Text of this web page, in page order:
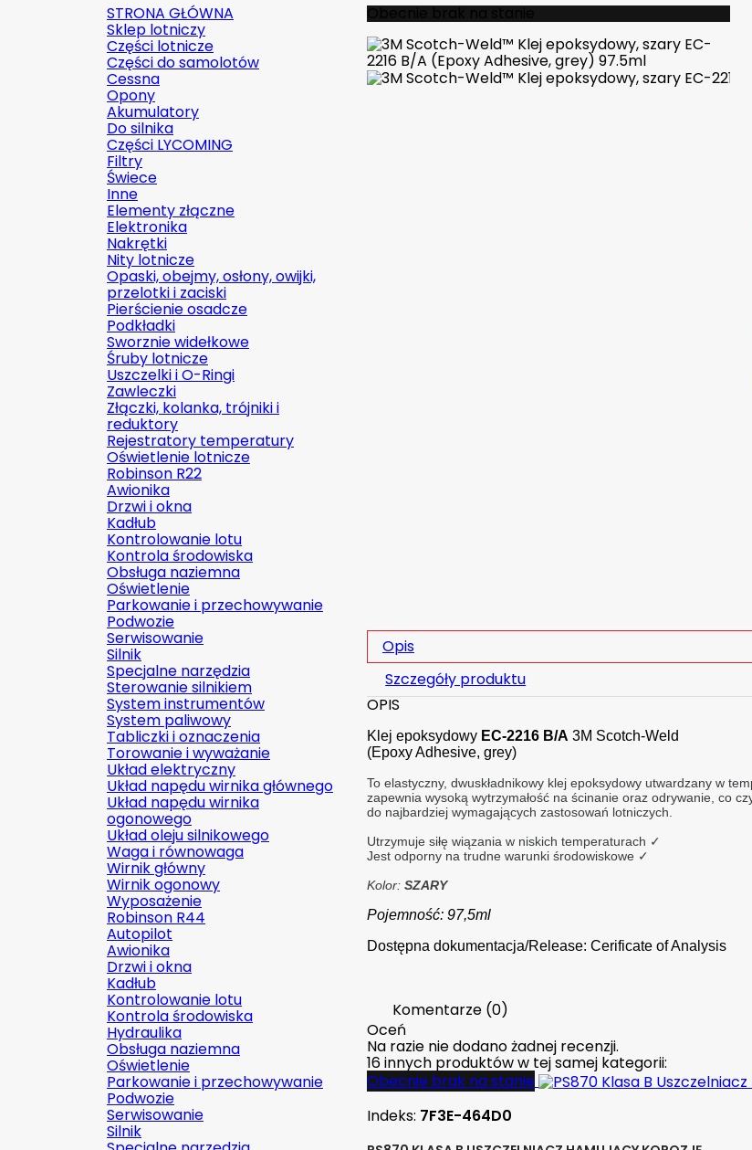
STRONA GŁÓWNA
Sklep lotniczy
Części lotnicze
Części do samolotów
Cessna
Opony
Akumulatory
Do silnika
Części LYCOMING
Filtry
Świece
Inne
Elementy złączne
Elektronika
Nakrętki
Nity lotnicze
Opaski, obejmy, osłony, owijki,
przelotki i zaciski
Pierścienie osadcze
Podkładki
Sworznie widełkowe
Śruby lotnicze
Uszczelki i O-Ringi
Zawleczki
Złączki, kolanka, trójniki i
reduktory
Rejestratory temperatury
Oświetlenie lotnicze
Robinson R22
Awionika
Drzwi i okna
Kadłub
Kontrolowanie lotu
Kontrola środowiska
Obsługa naziemna
Oświetlenie
Parkowanie i przechowywanie
Podwozie
Serwisowanie
Silnik
Specjalne narzędzia
Sterowanie silnikiem
System instrumentów
System paliwowy
Tabliczki i oznaczenia
Torowanie i wyważanie
Układ elektryczny
Układ napędu wirnika głównego
Układ napędu wirnika
ogonowego
Układ oleju silnikowego
Waga i równowaga
Wirnik główny
Wirnik ogonowy
Wyposażenie
Robinson R44
Autopilot
Awionika
Drzwi i okna
Kadłub
Kontrolowanie lotu
Kontrola środowiska
Hydraulika
Obsługa naziemna
Oświetlenie
Parkowanie i przechowywanie
Podwozie
Serwisowanie
Silnik
Opis
Szczegóły produktu
OPIS
Klej epoksydowy EC-2216 B/A 3M Scotch-Weld
(Epoxy Adhesive, grey)
To elastyczny, dwuskładnikowy klej epoksydowy utwardzany w
zapewnia wysoką wytrzymałość na ścinanie oraz odrywanie, co
do najbardziej wymagających zastosowań lotniczych.
Utrzymuje siłę wiązania w niskich temperaturach ✓
Jest odporny na trudne warunki środowiskowe ✓
Kolor: SZARY
Pojemność: 97,5ml
Dostępna dokumentacja/Release: Cerificate of Analysis
Komentarze (0)
Oceń
Na razie nie dodano żadnej recenzji.
16 innych produktów w tej samej kategorii:
Obecnie brak na stanie
Indeks: 7F3E-464D0